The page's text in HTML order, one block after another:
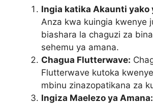
Ingia katika Akaunti yako
Anza kwa kuingia kwenye
biashara la chaguzi za
sehemu ya amana.
Chagua Flutterwave:
Flutterwave kutoka
mbinu zinazopatikana za
Ingiza Maelezo ya Amana: